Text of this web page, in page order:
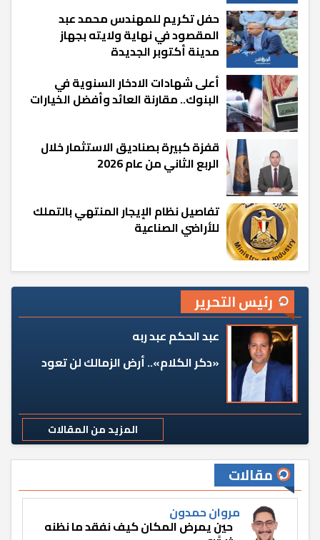
حفل تكريم للمهندس محمد عبد
المقصود في نهاية ولايته بجهاز
مدينة أكتوبر الجديدة
أعلى شهادات الادخار السنوية في
البنوك.. مقارنة العائد وأفضل الخيارات
قفزة كبيرة بصناديق الاستثمار خلال
الربع الثاني من عام 2026
تفاصيل نظام الإيجار المنتهي بالتملك
للأراضي الصناعية
رئيس التحرير
عبد الحكم عبد ربه
«دكر الكلام».. أرض الزمالك لن تعود
المزيد من المقالات
مقالات
مروان حمدون
حين يمرض المكان كيف نفقد ما نظنه